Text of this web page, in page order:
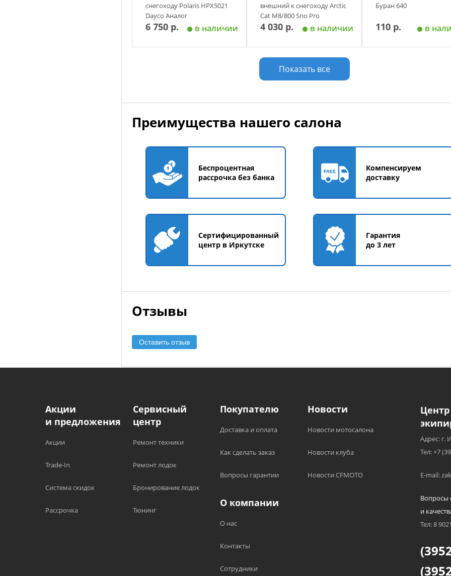
снегоходу Polaris HPX5021
Dayco Аналог
6 750 р. в наличии
внешний к снегоходу Arctic
Cat M8/800 Sno Pro
4 030 р. в наличии
Добавить в корзину
Буран 640
110 р. в
Показать все
Преимущества нашего салона
Беспроцентная
рассрочка без банка
Компенсируем
доставку
Сертифицированный
центр в Иркутске
Гарантия
до 3 лет
Отзывы
Оставить отзыв
Акции
и предложения
Акции
Trade-In
Система скидок
Рассрочка
Сервисный
центр
Ремонт техники
Ремонт лодок
Бронирование лодок
Тюнинг
Покупателю
Доставка и оплата
Как сделать заказ
Вопросы гарантии
Новости
Новости мотосалона
Новости клуба
Новости CFMOTO
О компании
О нас
Контакты
Сотрудники
Адрес: г.
Тел: +7
E-mail:
Вопросы
и
Тел: 8